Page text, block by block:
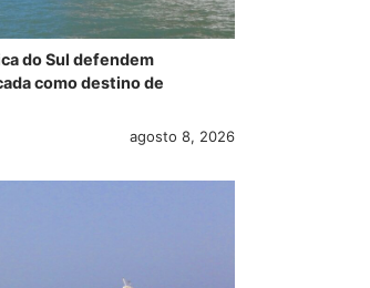
do Sul defendem
como destino de
agosto 8, 2026